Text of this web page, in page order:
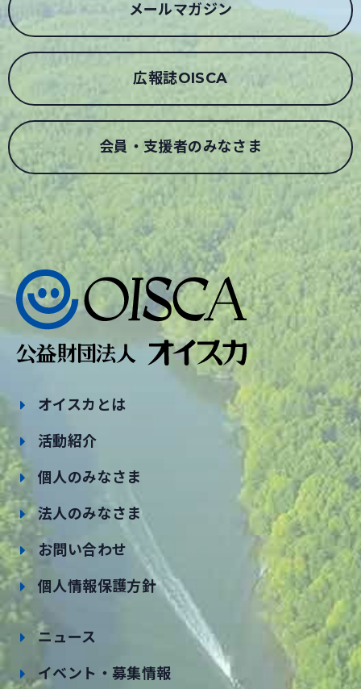
メールマガジン
広報誌OISCA
会員・支援者のみなさま
オイスカとは
活動紹介
個人のみなさま
法人のみなさま
お問い合わせ
個人情報保護方針
ニュース
イベント・募集情報